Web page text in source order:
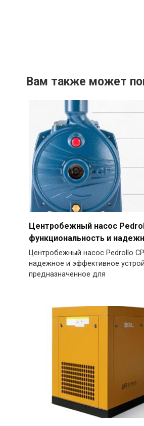
Вам также может
Центробежный насос
функциональность и
Центробежный насос Pedrollo
надежное и эффективное
предназначенное для